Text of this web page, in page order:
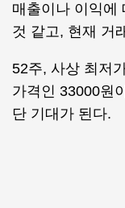
매출이나 이익에
것 같고, 현재 거
52주, 사상 최저
가격인 33000원
단 기대가 된다.